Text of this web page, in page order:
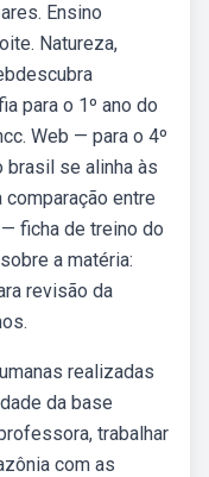
Ensino
Natureza,
para o 1º ano do
Web — para o 4º
brasil se alinha às
entre
ficha de treino do
a matéria:
revisão da
realizadas
da base
trabalhar
com as